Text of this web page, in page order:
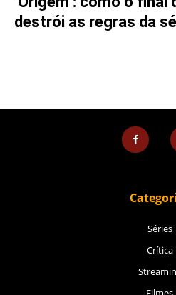
destrói as regras da
Séries
Crítica